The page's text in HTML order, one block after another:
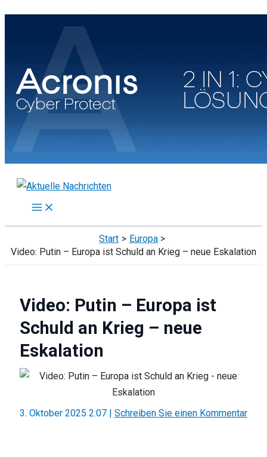
Zum
Start
Europa
Video: Putin – Europa ist Schuld an Krieg – neue Eskalation
Video: Putin – Europa ist
Schuld an Krieg – neue
Eskalation
3. Oktober 2025 2:07 Schreiben Sie einen Kommentar